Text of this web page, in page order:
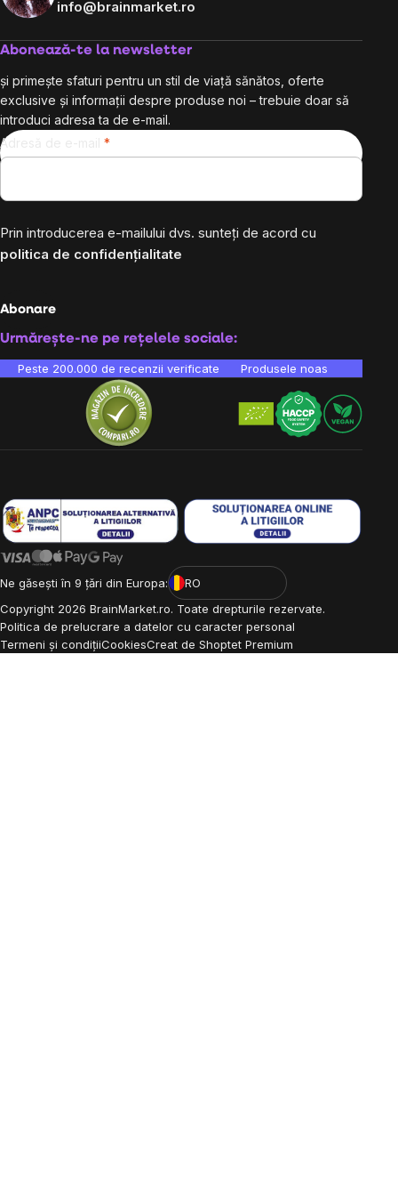
info@brainmarket.ro
Abonează-te la newsletter
și primește sfaturi pentru un stil de viață sănătos, oferte
exclusive și informații despre produse noi – trebuie doar să
introduci adresa ta de e-mail.
Adresă de e-mail
Prin introducerea e-mailului dvs. sunteți de acord cu
politica de confidențialitate
Abonare
Urmărește-ne pe rețelele sociale:
Peste 200.000 de recenzii verificate Produsele noastre sunt
Ne găsești în 9 țări din Europa:
RO
Copyright 2026 BrainMarket.ro. Toate drepturile rezervate.
Politica de prelucrare a datelor cu caracter personal
Termeni și condițiiCookiesCreat de Shoptet Premium